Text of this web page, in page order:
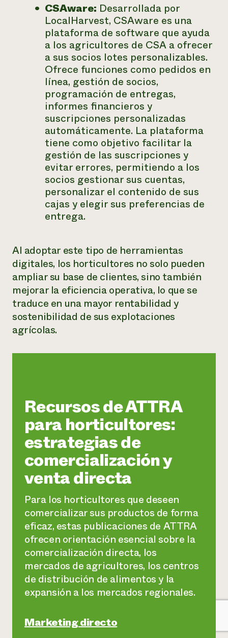
CSAware: Desarrollada por
LocalHarvest, CSAware es una
plataforma de software que ayuda
a los agricultores de CSA a ofrecer
a sus socios lotes personalizables.
Ofrece funciones como pedidos en
línea, gestión de socios,
programación de entregas,
informes financieros y
suscripciones personalizadas
automáticamente. La plataforma
tiene como objetivo facilitar la
gestión de las suscripciones y
evitar errores, permitiendo a los
socios gestionar sus cuentas,
personalizar el contenido de sus
cajas y elegir sus preferencias de
entrega.
Al adoptar este tipo de herramientas
digitales, los horticultores no solo pueden
ampliar su base de clientes, sino también
mejorar la eficiencia operativa, lo que se
traduce en una mayor rentabilidad y
sostenibilidad de sus explotaciones
agrícolas.
Recursos de ATTRA
para horticultores:
estrategias de
comercialización y
venta directa
Para los horticultores que deseen
comercializar sus productos de forma
eficaz, estas publicaciones de ATTRA
ofrecen orientación esencial sobre la
comercialización directa, los
mercados de agricultores, los centros
de distribución de alimentos y la
expansión a los mercados regionales.
Marketing directo